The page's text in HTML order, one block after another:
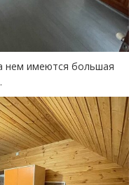
нем имеются большая